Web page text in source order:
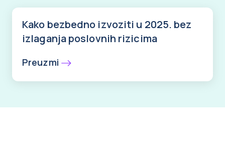
Kako bezbedno izvoziti u 2025. bez
izlaganja poslovnih rizicima
Preuzmi